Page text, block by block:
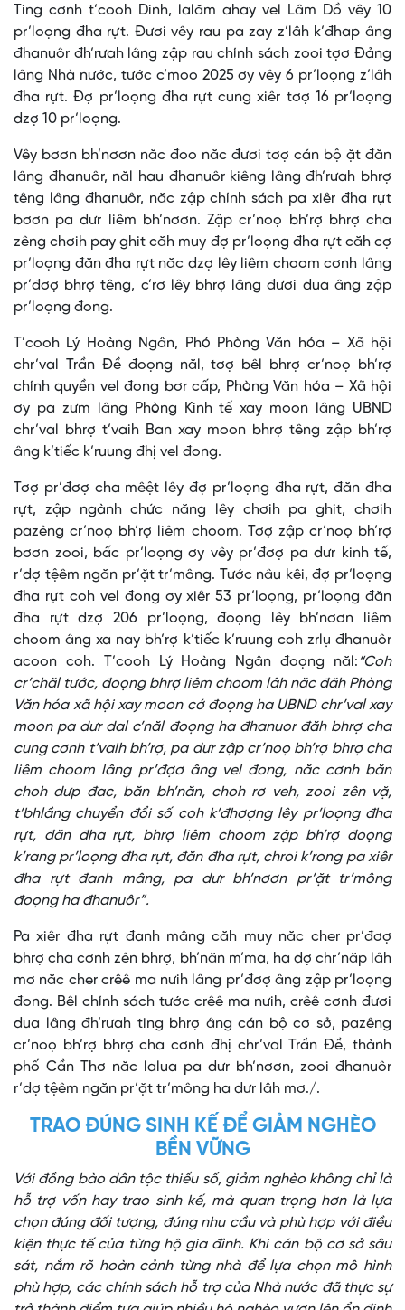
Ting cơnh t’cooh Dinh, lalăm ahay vel Lâm Dồ vêy 10
pr’loọng đha rựt. Đươi vêy rau pa zay z’lâh k’đhap âng
đhanuôr đh’rưah lâng zập rau chính sách zooi tợơ Đảng
lâng Nhà nước, tước c’moo 2025 ơy vêy 6 pr’loọng z’lâh
đha rựt. Đợ pr’loọng đha rựt cung xiêr tơợ 16 pr’loọng
dzợ 10 pr’loọng.
Vêy bơơn bh’nơơn năc đoo năc đươi tơợ cán bộ ặt đăn
lâng đhanuôr, năl hau đhanuôr kiêng lâng đh’rưah bhrợ
têng lâng đhanuôr, năc zập chính sách pa xiêr đha rựt
bơơn pa dưr liêm bh’nơơn. Zập cr’noọ bh’rợ bhrợ cha
zêng chơih pay ghit căh muy đợ pr’loọng đha rựt căh cợ
pr’loọng đăn đha rựt năc dzợ lêy liêm choom cơnh lâng
pr’đơợ bhrợ têng, c’rơ lêy bhrợ lâng đươi dua âng zập
pr’loọng đong.
T’cooh Lý Hoàng Ngân, Phó Phòng Văn hóa – Xã hội
chr’val Trần Đề đoọng năl, tơợ bêl bhrợ cr’noọ bh’rợ
chính quyền vel đong bơr cấp, Phòng Văn hóa – Xã hội
ơy pa zưm lâng Phòng Kinh tế xay moon lâng UBND
chr’val bhrợ t’vaih Ban xay moon bhrợ têng zập bh’rợ
âng k’tiếc k’ruung đhị vel đong.
Tơợ pr’đơợ cha mêệt lêy đợ pr’loọng đha rựt, đăn đha
rựt, zập ngành chức năng lêy chơih pa ghit, chơih
pazêng cr’noọ bh’rợ liêm choom. Tơợ zập cr’noọ bh’rợ
bơơn zooi, bấc pr’loọng ơy vêy pr’đơợ pa dưr kinh tế,
r’dợ tệêm ngăn pr’ặt tr’mông. Tước nâu kêi, đợ pr’loọng
đha rựt coh vel đong ơy xiêr 53 pr’loọng, pr’loọng đăn
đha rựt dzợ 206 pr’loọng, đoọng lêy bh’nơơn liêm
choom âng xa nay bh’rợ k’tiếc k’ruung coh zrlụ đhanuôr
acoon coh. T’cooh Lý Hoàng Ngân đoọng năl: “Coh
cr’chăl tước, đoọng bhrợ liêm choom lâh năc đăh Phòng
Văn hóa xã hội xay moon cớ đoọng ha UBND chr’val xay
moon pa dưr dal c’năl đoọng ha đhanuor đăh bhrợ cha
cung cơnh t’vaih bh’rợ, pa dưr zập cr’noọ bh’rợ bhrợ cha
liêm choom lâng pr’đợơ âng vel đong, năc cơnh băn
choh dưp đac, băn bh’năn, choh rơ veh, zooi zên vặ,
t’bhlầng chuyển đổi số coh k’đhơợng lêy pr’loọng đha
rựt, đăn đha rựt, bhrợ liêm choom zập bh’rợ đoọng
k’rang pr’loọng đha rựt, đăn đha rựt, chroi k’rong pa xiêr
đha rựt đanh mâng, pa dưr bh’nơơn pr’ặt tr’mông
đoọng ha đhanuôr”.
Pa xiêr đha rựt đanh mâng căh muy năc cher pr’đơợ
bhrợ cha cơnh zên bhrợ, bh’năn m’ma, ha dợ chr’năp lâh
mơ năc cher crêê ma nưih lâng pr’đơợ âng zập pr’loọng
đong. Bêl chính sách tước crêê ma nưih, crêê cơnh đươi
dua lâng đh’rưah ting bhrợ âng cán bộ cơ sở, pazêng
cr’noọ bh’rợ bhrợ cha cơnh đhị chr’val Trần Đề, thành
phố Cần Thơ năc lalua pa dưr bh’nơơn, zooi đhanuôr
r’dợ tệêm ngăn pr’ặt tr’mông ha dưr lâh mơ./.
TRAO ĐÚNG SINH KẾ ĐỂ GIẢM NGHÈO
BỀN VỮNG
Với đồng bào dân tộc thiểu số, giảm nghèo không chỉ là
hỗ trợ vốn hay trao sinh kế, mà quan trọng hơn là lựa
chọn đúng đối tượng, đúng nhu cầu và phù hợp với điều
kiện thực tế của từng hộ gia đình. Khi cán bộ cơ sở sâu
sát, nắm rõ hoàn cảnh từng nhà để lựa chọn mô hình
phù hợp, các chính sách hỗ trợ của Nhà nước đã thực sự